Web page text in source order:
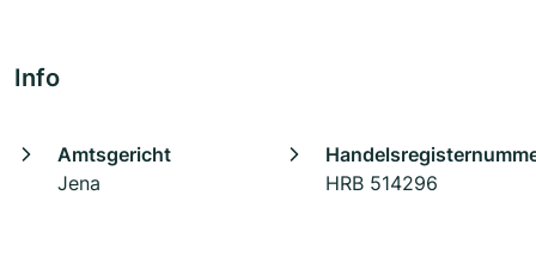
Info
Amtsgericht
Jena
HRB 514296